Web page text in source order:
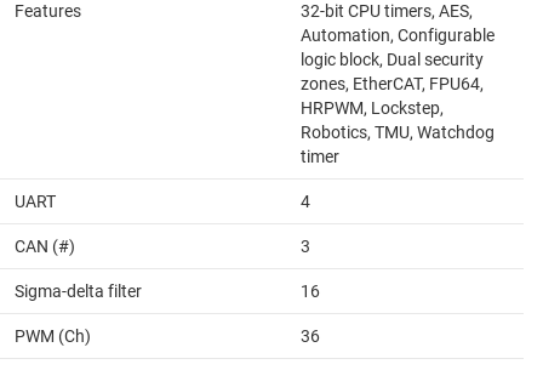
Features
32-bit CPU timers, AES,
Automation, Configurable
logic block, Dual security
zones, EtherCAT, FPU64,
HRPWM, Lockstep,
Robotics, TMU, Watchdog
timer
UART 4
CAN (#) 3
Sigma-delta filter 16
PWM (Ch) 36